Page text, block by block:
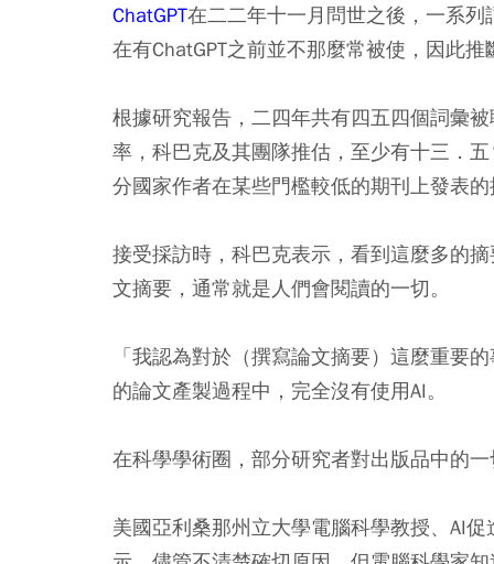
ChatGPT在二二年十一月問世之後，一系
在有ChatGPT之前並不那麼常被使，因此
根據研究報告，二四年共有四五四個詞彙
率，科巴克及其團隊推估，至少有十三．
分國家作者在某些門檻較低的期刊上發表
接受採訪時，科巴克表示，看到這麼多的
文摘要，通常就是人們會閱讀的一切。
「我認為對於（撰寫論文摘要）這麼重要
的論文產製過程中，完全沒有使用AI。
在科學學術圈，部分研究者對出版品中的
美國亞利桑那州立大學電腦科學教授、AI